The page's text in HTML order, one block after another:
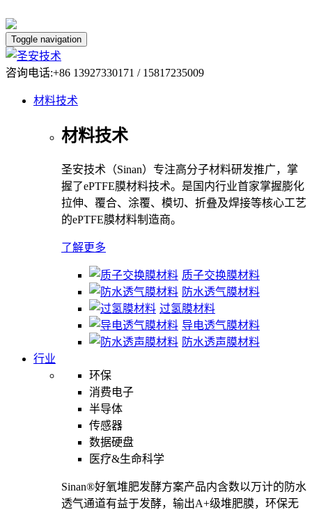
Toggle navigation
咨询电话:+86 13927330171 / 15817235009
材料技术
材料技术
圣安技术（Sinan）专注高分子材料研发推广，掌
握了ePTFE膜材料技术。是国内行业首家掌握膨化
拉伸、覆合、涂覆、模切、折叠及焊接等核心工艺
的ePTFE膜材料制造商。
了解更多
质子交换膜材料
防水透气膜材料
过氢膜材料
导电透气膜材料
防水透声膜材料
行业
环保
消费电子
半导体
传感器
数据硬盘
医疗&生命科学
Sinan®好氧堆肥发酵方案产品内含数以万计的防水
透气通道有益于发酵，输出A+级堆肥膜，环保无